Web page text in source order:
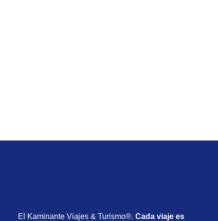
El Kaminante Viajes & Turismo®.Cada viaje es